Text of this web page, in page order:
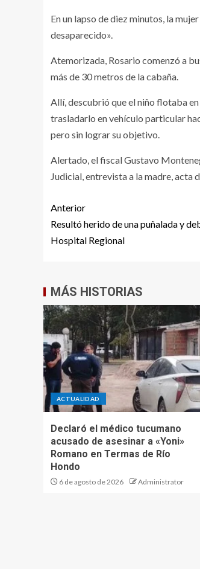
En un lapso de diez minutos, la
desaparecido».
Atemorizada, Rosario comenzó a
más de 30 metros de la cabaña.
Allí, descubrió que el niño flotaba
trasladarlo en vehículo particular
pero sin lograr su objetivo.
Alertado, el fiscal Gustavo
Judicial, entrevista a la madre, acta
Anterior
Resultó herido de una puñalada y
Hospital Regional
MÁS HISTORIAS
ACTUALIDAD
Declaró el médico tucumano
acusado de asesinar a «Yoni»
Romano en Termas de Río
Hondo
6 de agosto de 2026 Administrator